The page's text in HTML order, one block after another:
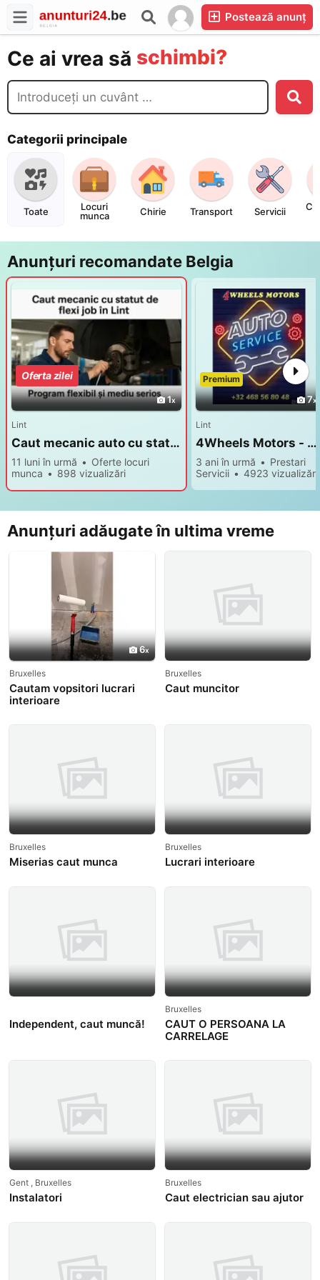
Postează anunț
Ce ai vrea să
cumperi?
vinzi?
schimbi?
închiriezi?
cumperi?
Categorii principale
Toate
Locuri
munca
Chirie Transport Servicii
Anunțuri recomandate Belgia
1
Premium
Oferta zilei
Lint
Caut mecanic auto cu statut de flexi job in Lint langa Antwerpen
11 luni în urmă
Oferte locuri
munca
898 vizualizări
7
Premium
Lint
4Wheels Motors - mentenanta generala si reparații pentru autovehicule Lint / Antwerpen
3 ani în urmă
Prestari
Servicii
4923 vizualizări
Anunțuri adăugate în ultima vreme
6
Bruxelles
Cautam vopsitori lucrari
interioare
Bruxelles
Caut muncitor
Bruxelles
Miserias caut munca
Bruxelles
Lucrari interioare
Independent, caut muncă!
Bruxelles
CAUT O PERSOANA LA
CARRELAGE
Gent , Bruxelles
Instalatori
Bruxelles
Caut electrician sau ajutor